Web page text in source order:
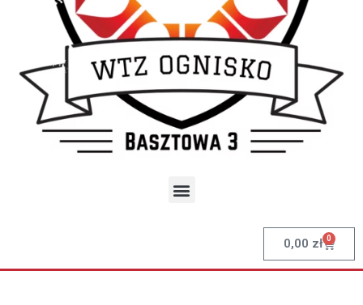
0,00 zł 0